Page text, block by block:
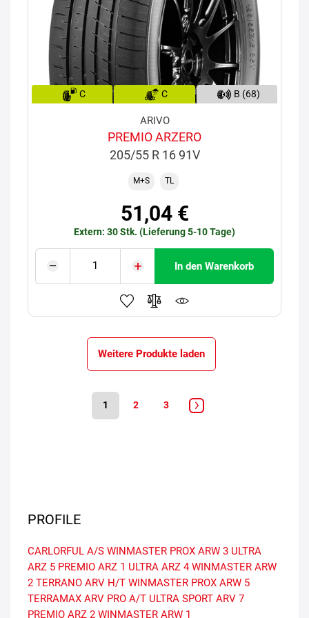
C C B (68)
ARIVO
PREMIO ARZERO
205/55 R 16 91V
M+S TL
51,04 €
Extern: 30 Stk. (Lieferung 5-10 Tage)
In den Warenkorb
Weitere Produkte laden
1 2 3
PROFILE
CARLORFUL A/S WINMASTER PROX ARW 3 ULTRA
ARZ 5 PREMIO ARZ 1 ULTRA ARZ 4 WINMASTER ARW
2 TERRANO ARV H/T WINMASTER PROX ARW 5
TERRAMAX ARV PRO A/T ULTRA SPORT ARV 7
PREMIO ARZ 2 WINMASTER ARW 1